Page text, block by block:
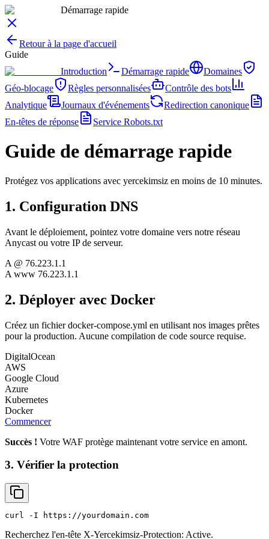
Démarrage rapide
Retour à la page d'accueil
Guide
Introduction
Démarrage rapide
Domaines
Géo-blocage
Règles personnalisées
Contrôle des bots
Analytique
Journaux d'événements
Redirection canonique
En-têtes de réponse
Service Robots.txt
Guide de démarrage rapide
Protégez vos applications avec yercekimsiz en moins de 10 minutes.
1. Configuration DNS
Avant le déploiement, pointez votre domaine vers notre réseau
Anycast ou votre IP de serveur.
A @ 76.223.1.1
A www 76.223.1.1
2. Déployer avec Docker
Créez un fichier docker-compose.yml en utilisant nos images prêtes
pour la production. Aucune compilation de code source requise.
DigitalOcean
AWS
Google Cloud
Azure
Kubernetes
Docker
Commencer
Succès ! Votre WAF protège maintenant votre service en amont.
3. Vérifier la protection
curl -I https://yourdomain.com
Recherchez l'en-tête X-Yercekimsiz-Protection: Active.